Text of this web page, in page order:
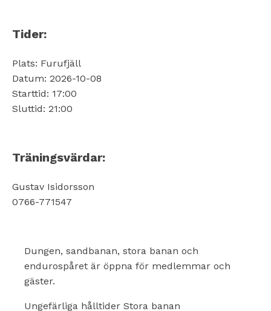
Tider:
Plats: Furufjäll
Datum: 2026-10-08
Starttid: 17:00
Sluttid: 21:00
Träningsvärdar:
Gustav Isidorsson
0766-771547
Dungen, sandbanan, stora banan och
endurospåret är öppna för medlemmar och
gäster.
Ungefärliga hålltider Stora banan